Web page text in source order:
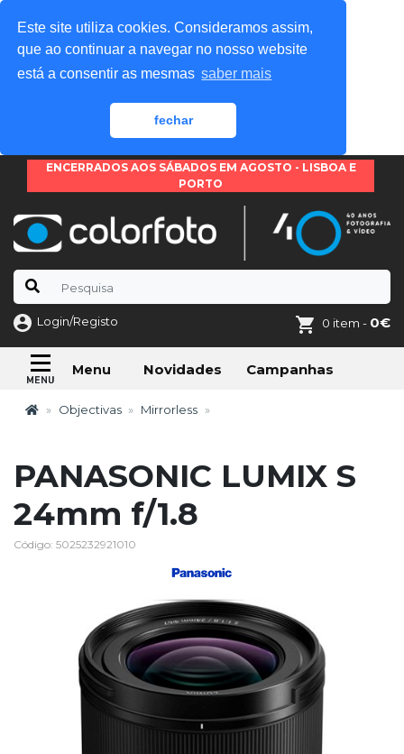
Este site utiliza cookies. Consideramos assim,
que ao continuar a navegar no nosso website
está a consentir as mesmas saber mais
fechar
ENCERRADOS AOS SÁBADOS EM AGOSTO - LISBOA E
PORTO
Login/Registo 0 item - 0€
Menu Novidades Campanhas
Objectivas Mirrorless
PANASONIC LUMIX S
24mm f/1.8
Código: 5025232921010